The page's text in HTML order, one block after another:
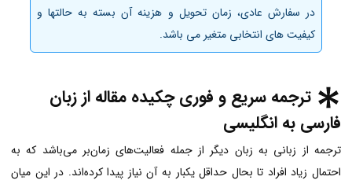
در سفارش عادی، زمان تحویل و هزینه آن بسته به حالتها و
کیفیت های انتخابی متغیر می باشد.
ترجمه سریع و فوری چکیده مقاله از زبان
فارسی به انگلیسی
ترجمه از زبانی به زبان دیگر از جمله فعالیت‌های زمان‌بر می‌باشد که به
احتمال زیاد افراد تا بحال حداقل یکبار به آن نیاز پیدا کرده‌اند. در این میان